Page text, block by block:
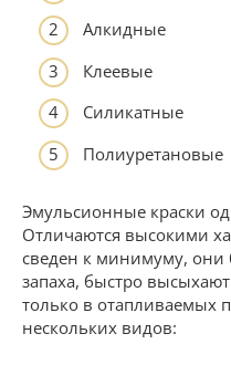
Алкидные
Клеевые
Силикатные
Полиуретановые
Эмульсионные краски
Отличаются высокими
сведен к минимуму,
запаха, быстро
только в отапливаемых
нескольких видов: